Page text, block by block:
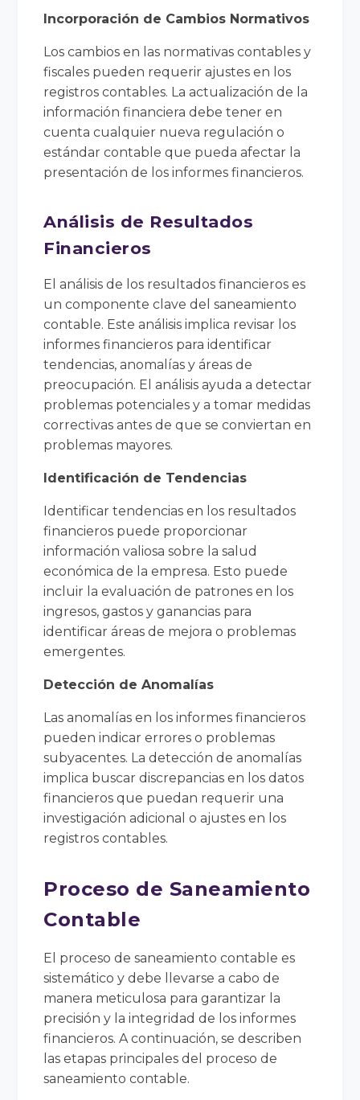
Incorporación de Cambios Normativos
Los cambios en las normativas contables y
fiscales pueden requerir ajustes en los
registros contables. La actualización de la
información financiera debe tener en
cuenta cualquier nueva regulación o
estándar contable que pueda afectar la
presentación de los informes financieros.
Análisis de Resultados
Financieros
El análisis de los resultados financieros es
un componente clave del saneamiento
contable. Este análisis implica revisar los
informes financieros para identificar
tendencias, anomalías y áreas de
preocupación. El análisis ayuda a detectar
problemas potenciales y a tomar medidas
correctivas antes de que se conviertan en
problemas mayores.
Identificación de Tendencias
Identificar tendencias en los resultados
financieros puede proporcionar
información valiosa sobre la salud
económica de la empresa. Esto puede
incluir la evaluación de patrones en los
ingresos, gastos y ganancias para
identificar áreas de mejora o problemas
emergentes.
Detección de Anomalías
Las anomalías en los informes financieros
pueden indicar errores o problemas
subyacentes. La detección de anomalías
implica buscar discrepancias en los datos
financieros que puedan requerir una
investigación adicional o ajustes en los
registros contables.
Proceso de Saneamiento
Contable
El proceso de saneamiento contable es
sistemático y debe llevarse a cabo de
manera meticulosa para garantizar la
precisión y la integridad de los informes
financieros. A continuación, se describen
las etapas principales del proceso de
saneamiento contable.